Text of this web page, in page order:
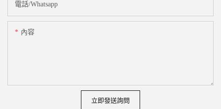
電話/whatsapp
內容
立即發送詢問